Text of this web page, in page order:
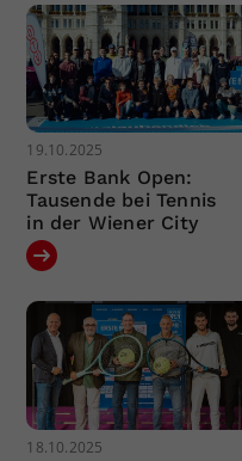
19.10.2025
Erste Bank Open:
Tausende bei Tennis
in der Wiener City
18.10.2025